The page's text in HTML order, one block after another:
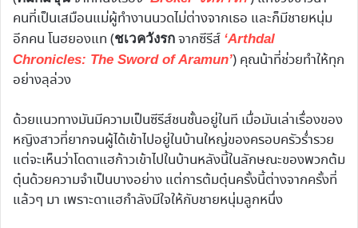
คนที่เป็นเสมือนแม่ผู้ทำงานนวดไม่ต่างจากเธอ และก็มีชายหนุ่ม
อีกคน โนฮยองแท (ชเวควังรก จากซีรีส์ ‘Arthdal
Chronicles: The Sword of Aramun’) คุณน้าที่ช่วยทำให้ทุก
อย่างลุล่วง
ด้วยแนวทางมันมีความเป็นซีรีส์ชนชั้นอยู่ในที เมื่อมันเล่าเรื่องของ
หญิงสาวที่ยากจนผู้ได้เข้าไปอยู่ในบ้านใหญ่ของครอบครัวร่ำรวย
แต่จะเห็นว่าโดดาแฮก้าวเข้าไปในบ้านหลังนี้ในลักษณะของพวกต้ม
ตุ๋นด้วยความจำเป็นบางอย่าง แต่การต้มตุ๋นครั้งนี้ต่างจากครั้งที่
แล้วๆ มา เพราะดาแฮกำลังมีใจให้กับชายหนุ่มลูกหนึ่ง